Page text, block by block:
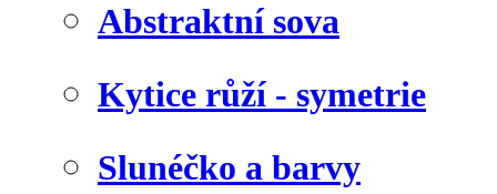
Abstraktní sova
Kytice růží - symetrie
Slunéčko a barvy